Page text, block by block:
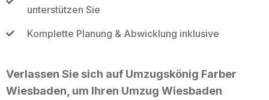
unterstützen Sie
Komplette Planung & Abwicklung inklusive
Verlassen Sie sich auf Umzugskönig Farber
Wiesbaden, um Ihren Umzug Wiesbaden